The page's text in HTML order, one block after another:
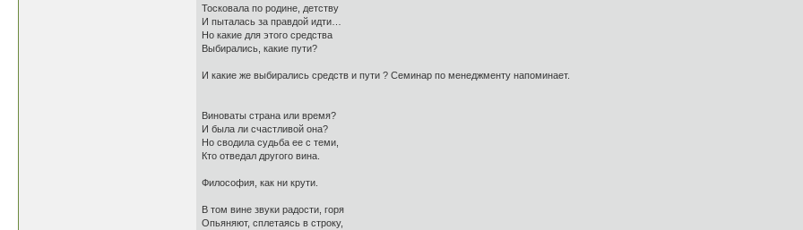
Тосковала по родине, детству
И пыталась за правдой идти…
Но какие для этого средства
Выбирались, какие пути?
И какие же выбирались средств и пути ? Cеминар по менеджменту напоминает.
Виноваты страна или время?
И была ли счастливой она?
Но сводила судьба ее с теми,
Кто отведал другого вина.
Философия, как ни крути.
В том вине звуки радости, горя
Опьяняют, сплетаясь в строку,